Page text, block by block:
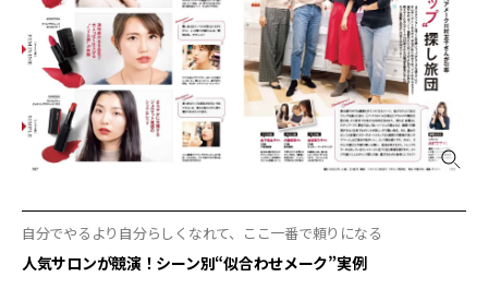
自分でやるより自分らしくなれて、ここ一番で頼りになる
人気サロンが競演！シーン別“似合わせメーク”実例